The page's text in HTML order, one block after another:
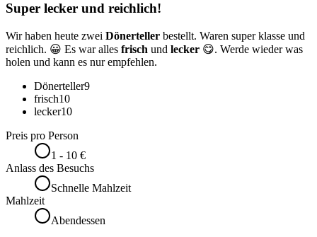
Super lecker und reichlich!
Wir haben heute zwei Dönerteller bestellt. Waren super klasse und
reichlich. 😀 Es war alles frisch und lecker 😋. Werde wieder was
holen und kann es nur empfehlen.
Dönerteller9
frisch10
lecker10
Preis pro Person
1 - 10 €
Anlass des Besuchs
Schnelle Mahlzeit
Mahlzeit
Abendessen